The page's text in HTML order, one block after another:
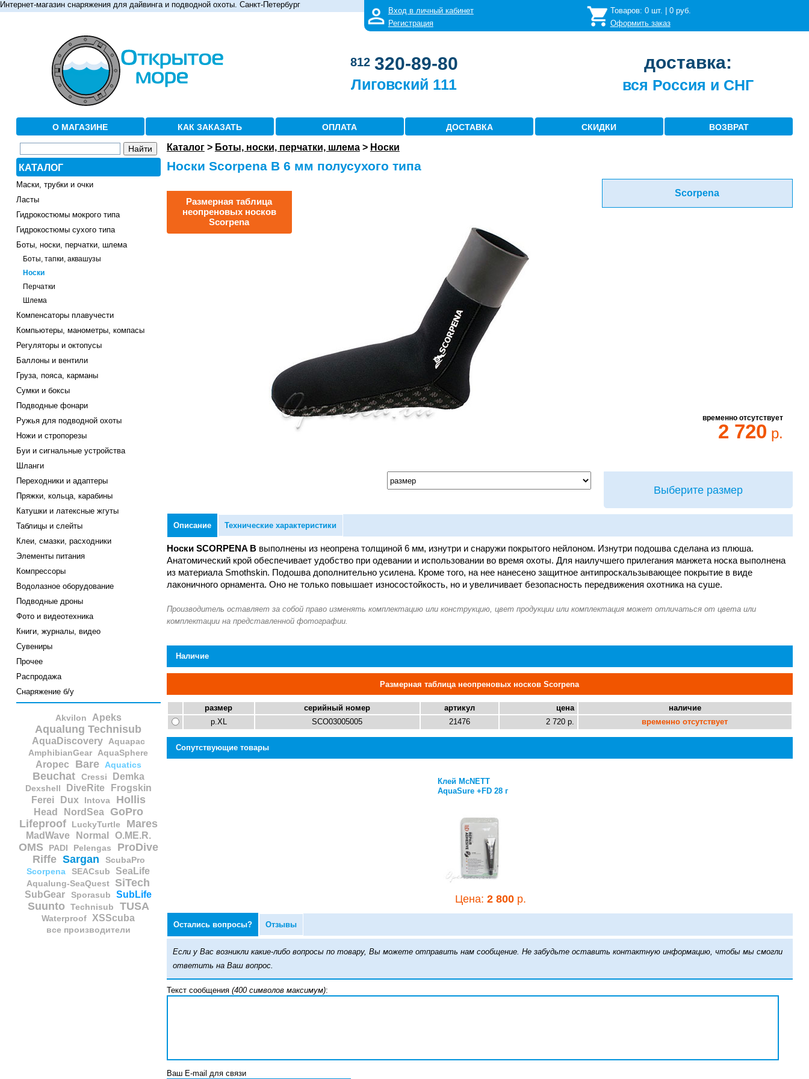
Интернет-магазин снаряжения для дайвинга и подводной охоты. Санкт-Петербург
Вход в личный кабинет
Регистрация
Товаров: 0шт. | 0руб.
Оформить заказ
812 320-89-80
Лиговский 111
доставка:
вся Россия и СНГ
О МАГАЗИНЕ КАК ЗАКАЗАТЬ ОПЛАТА ДОСТАВКА СКИДКИ ВОЗВРАТ
КАТАЛОГ
Маски, трубки и очки
Ласты
Гидрокостюмы мокрого типа
Гидрокостюмы сухого типа
Боты, носки, перчатки, шлема
Боты, тапки, аквашузы
Носки
Перчатки
Шлема
Компенсаторы плавучести
Компьютеры, манометры, компасы
Регуляторы и октопусы
Баллоны и вентили
Груза, пояса, карманы
Сумки и боксы
Подводные фонари
Ружья для подводной охоты
Ножи и стропорезы
Буи и сигнальные устройства
Шланги
Переходники и адаптеры
Пряжки, кольца, карабины
Катушки и латексные жгуты
Таблицы и слейты
Клеи, смазки, расходники
Элементы питания
Компрессоры
Водолазное оборудование
Подводные дроны
Фото и видеотехника
Книги, журналы, видео
Сувениры
Прочее
Распродажа
Снаряжение б/у
Akvilon Apeks
Aqualung Technisub
AquaDiscovery Aquapac
AmphibianGear AquaSphere
Aropec Bare Aquatics
Beuchat Cressi Demka
Dexshell DiveRite
Frogskin
Ferei
Dux Intova Hollis
Head NordSea
GoPro
Lifeproof
LuckyTurtle Mares
MadWave Normal O.ME.R.
OMS PADI Pelengas
ProDive
Riffe Sargan
ScubaPro
Scorpena
SEACsub SeaLife
Aqualung-SeaQuest SiTech
SubGear Sporasub SubLife
Suunto Technisub TUSA
Waterproof XSScuba
все производители
Каталог> Боты, носки, перчатки, шлема> Носки
Носки Scorpena B 6 мм полусухого типа
Размерная таблица
неопреновых носков
Scorpena
Scorpena
временно отсутствует
2 720 р.
Выберите размер
Описание Технические характеристики
Носки SCORPENA Bвыполнены из неопрена толщиной 6 мм, изнутри и снаружи покрытого нейлоном. Изнутри подошва сделана из плюша.
Анатомический крой обеспечивает удобство при одевании и использовании во время охоты. Для наилучшего прилегания манжета носка выполнена
из материала Smothskin. Подошва дополнительно усилена. Кроме того, на нее нанесено защитное антипроскальзывающее покрытие в виде
лаконичного орнамента. Оно не только повышает износостойкость, но и увеличивает безопасность передвижения охотника на суше.
Наличие
Размерная таблица неопреновых носков Scorpena
размер серийный номер артикул цена
наличие
р.XL
SCO03005005 21476 2 720 р. временно отсутствует
Сопутствующие товары
Клей McNETT
AquaSure +FD 28 г
Цена: 2 800 р.
Остались вопросы? Отзывы
Если у Вас возникли какие-либо вопросы по товару, Вы можете отправить нам сообщение. Не забудьте оставить контактную информацию, чтобы мы смогли
ответить на Ваш вопрос.
Текст сообщения (400 символов максимум):
Ваш E-mail для связи